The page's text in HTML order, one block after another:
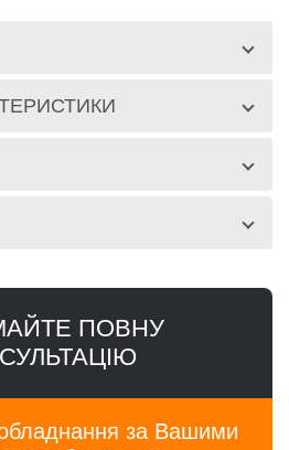
ПОВНУ
за Вашими